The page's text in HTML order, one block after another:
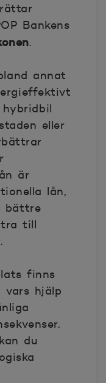
Bankens
.
annat
eller
är
lån,
bättre
till
finns
vars hjälp
du